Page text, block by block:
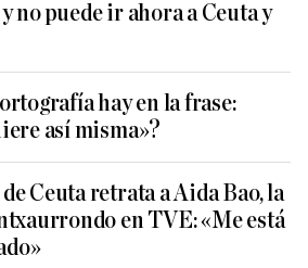
no puede ir ahora a Ceuta y
hay en la frase:
así misma»?
Ceuta retrata a Aida Bao, la
en TVE: «Me está